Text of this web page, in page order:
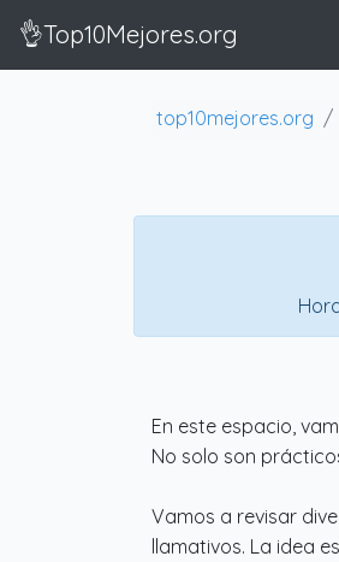
👌Top10Mejores.org
top10mejores.org
En este espacio,
No solo son
Vamos a revisar
llamativos. La idea